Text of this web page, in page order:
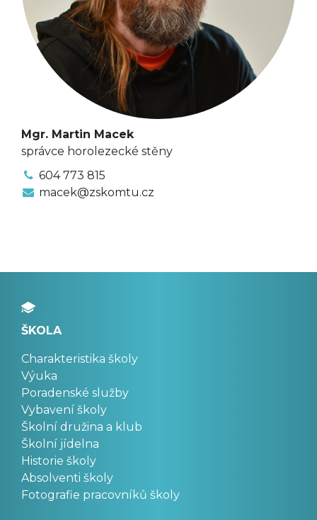
Mgr. Martin Macek
správce horolezecké stěny
604 773 815
macek@zskomtu.cz
ŠKOLA
Charakteristika školy
Výuka
Poradenské služby
Vybavení školy
Školní družina a klub
Školní jídelna
Historie školy
Absolventi školy
Fotografie pracovníků školy